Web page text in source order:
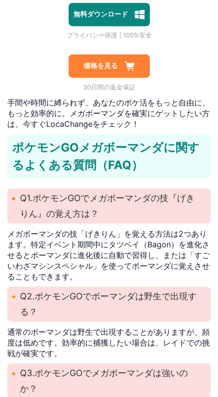
無料ダウンロード
1対1専門技術サポート
プライバシー保護 | 100%安全
マルウェアなし | 広告なし
プライバシー保護 | 100%安全
価格を見る
30日間の返金保証
手間や時間に縛られず、あなたのポケ活をもっと自由に、
もっと効率的に。メガボーマンダを確実にゲットしたい方
は、今すぐLocaChangeをチェック！
ポケモンGOメガボーマンダに関す
るよくある質問（FAQ）
Q1.ポケモンGOでメガボーマンダの技『げき
りん』の覚え方は？
メガボーマンダの技「げきりん」を覚える方法は2つあり
ます。特定イベント期間中にタツベイ（Bagon）を進化さ
せるとボーマンダに進化後に自動で習得し、または「すご
いわざマシンスペシャル」を使ってボーマンダに覚えさせ
ることもできます。
Q2.ポケモンGOでボーマンダは野生で出現す
る？
通常のボーマンダは野生で出現することがありますが、頻
度は低めです。効率的に捕獲したい場合は、レイドでの挑
戦が確実です。
Q3.ポケモンGOでメガボーマンダは強いの
か？